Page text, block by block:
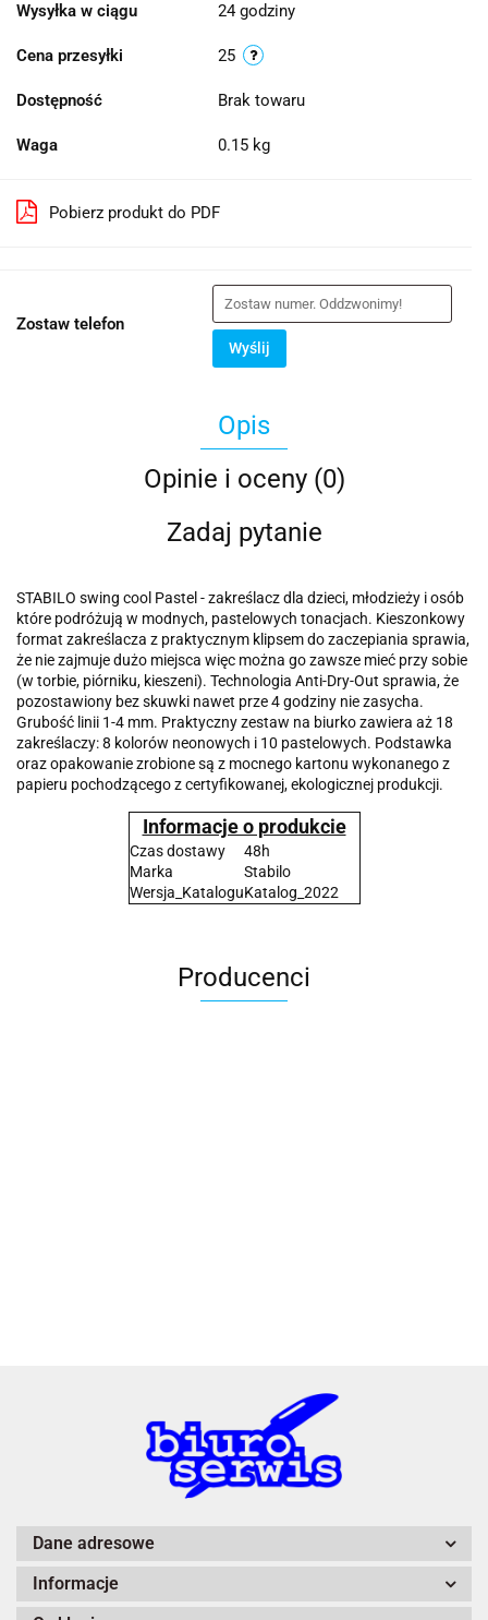
Wysyłka w ciągu 24 godziny
Cena przesyłki 25
Dostępność Brak towaru
Waga 0.15 kg
Pobierz produkt do PDF
Zostaw telefon
Wyślij
Opis
Opinie i oceny (0)
Zadaj pytanie
STABILO swing cool Pastel - zakreślacz dla dzieci, młodzieży i osób
które podróżują w modnych, pastelowych tonacjach. Kieszonkowy
format zakreślacza z praktycznym klipsem do zaczepiania sprawia,
że nie zajmuje dużo miejsca więc można go zawsze mieć przy sobie
(w torbie, piórniku, kieszeni). Technologia Anti-Dry-Out sprawia, że
pozostawiony bez skuwki nawet prze 4 godziny nie zasycha.
Grubość linii 1-4 mm. Praktyczny zestaw na biurko zawiera aż 18
zakreślaczy: 8 kolorów neonowych i 10 pastelowych. Podstawka
oraz opakowanie zrobione są z mocnego kartonu wykonanego z
papieru pochodzącego z certyfikowanej, ekologicznej produkcji.
Informacje o produkcie
Czas dostawy
48h
Marka
Stabilo
Wersja_KataloguKatalog_2022
Producenci
A4 Tech
Dane adresowe
Informacje